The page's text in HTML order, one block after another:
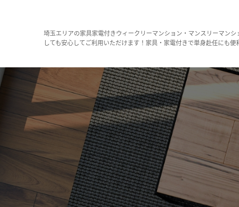
埼玉エリアの家具家電付きウィークリーマンション・マンスリーマン
しても安心してご利用いただけます！家具・家電付きで単身赴任にも便